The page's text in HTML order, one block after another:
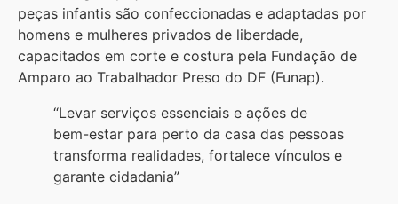
peças infantis são confeccionadas e adaptadas por
homens e mulheres privados de liberdade,
capacitados em corte e costura pela Fundação de
Amparo ao Trabalhador Preso do DF (Funap).
“Levar serviços essenciais e ações de
bem-estar para perto da casa das pessoas
transforma realidades, fortalece vínculos e
garante cidadania”